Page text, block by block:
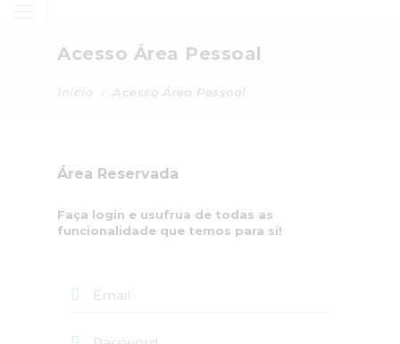
Acesso Área Pessoal
Acesso Área Pessoal
Área Reservada
Faça login e usufrua de todas as
funcionalidade que temos para si!